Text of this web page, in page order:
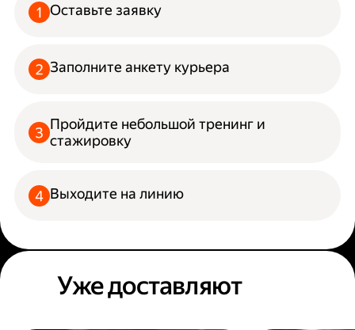
Оставьте заявку
Заполните анкету курьера
Пройдите небольшой тренинг и
стажировку
Выходите на линию
Уже доставляют